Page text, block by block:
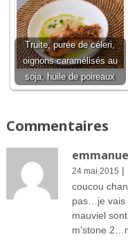
Truite, purée de céleri,
oignons caramélisés au
soja, huile de poireaux
Commentaires
24 mai 2015 |
coucou
pas…je vais
mauviel
m’stone